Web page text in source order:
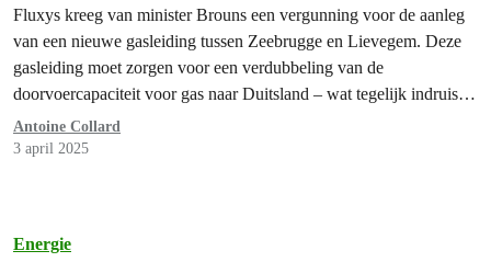
Fluxys kreeg van minister Brouns een vergunning voor de aanleg
van een nieuwe gasleiding tussen Zeebrugge en Lievegem. Deze
gasleiding moet zorgen voor een verdubbeling van de
doorvoercapaciteit voor gas naar Duitsland – wat tegelijk indruist
tegen onze klimaatplannen én de dalende gasvraag. Daarom gaan
Greenpeace België, Bond Beter Leefmilieu en Dryade in beroep
Antoine Collard
3 april 2025
Energie